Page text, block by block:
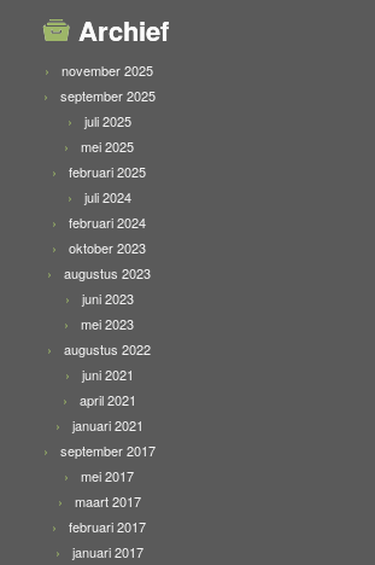
Archief
november 2025
september 2025
juli 2025
mei 2025
februari 2025
juli 2024
februari 2024
oktober 2023
augustus 2023
juni 2023
mei 2023
augustus 2022
juni 2021
april 2021
januari 2021
september 2017
mei 2017
maart 2017
februari 2017
januari 2017